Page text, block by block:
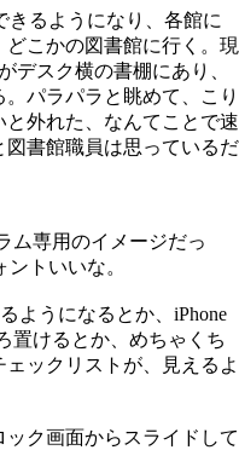
きるようになり、各館に
こかの図書館に行く。現
デスク横の書棚にあり、
パラパラと眺めて、こり
外れた、なんてことで速
書館職員は思っているだ
ム専用のイメージだっ
トいいな。
ようになるとか、iPhone
置けるとか、めちゃくち
ックリストが、見えるよ
ク画面からスライドして